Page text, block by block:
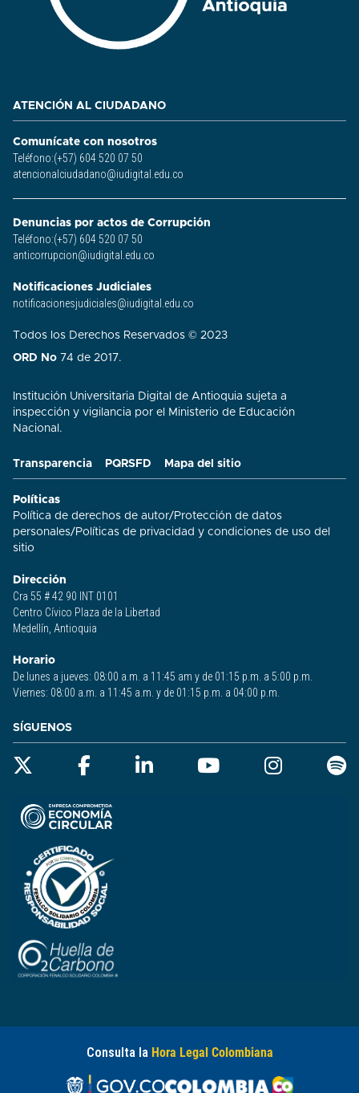
Transparencia PQRSFD Mapa del sitio
Políticas
Política de derechos de autor/ Protección de datos
personales/ Políticas de privacidad y condiciones de uso del
sitio​
Dirección
Cra 55 # 42 90 INT 0101
Centro Cívico Plaza de la Libertad
Medellín, Antioquia
Horario
De lunes a jueves: 08:00 a.m. a 11:45 am y de 01:15 p.m. a 5:00 p.m.
Viernes: 08:00 a.m. a 11:45 a.m. y de 01:15 p.m. a 04:00 p.m.
ATENCIÓN AL CIUDADANO
Comunícate con nosotros
Teléfono:(+57) 604 520 07 50
atencionalciudadano@iudigital.edu.co
Denuncias por actos de Corrupción
Teléfono:(+57) 604 520 07 50
anticorrupcion@iudigital.edu.co
Notificaciones Judiciales
notificacionesjudiciales@iudigital.edu.co
Todos los Derechos Reservados © 2023
ORD No 74 de 2017.
Institución Universitaria Digital de Antioquia sujeta a
inspección y vigilancia por el Ministerio de Educación
Nacional.
SÍGUENOS
Consulta la Hora Legal Colombiana